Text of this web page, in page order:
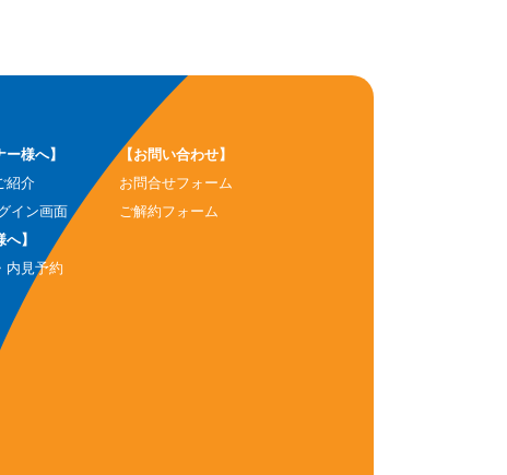
ー様へ】
紹介
イン画面
】
内見予約
【お問い合わせ】
お問合せフォーム
ご解約フォーム